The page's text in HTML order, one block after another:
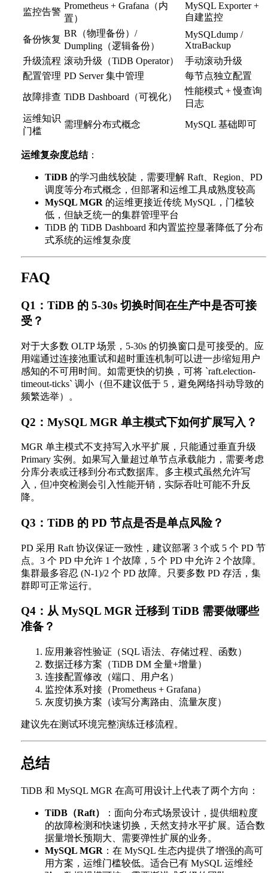
监控告警
Prometheus + Grafana（内
置）
MySQL Exporter +
自建监控
备份恢复
BR（物理备份）/
Dumpling（逻辑备份）
MySQLdump /
XtraBackup
升级流程 滚动升级（TiDB Operator）
手动滚动升级
配置管理 PD Server 集中管理 每节点独立配置
故障排查 TiDB Dashboard（可视化）
性能模式 + 慢查询
日志
运维知识
门槛
需理解分布式概念 MySQL 基础即可
运维复杂度总结：
TiDB 的学习曲线较陡，需要理解 Raft、Region、PD
调度等分布式概念，但部署和运维工具成熟度较高
MySQL MGR 的运维更接近传统 MySQL，门槛较
低，但缺乏统一的集群管理平台
TiDB 的 TiDB Dashboard 和内置监控显著降低了分布
式系统的运维复杂度
FAQ
Q1：TiDB 的 5-30s 切换时间在生产中是否可接
受？
对于大多数 OLTP 场景，5-30s 的切换窗口是可接受的。应
用端通过连接池重试和超时重连机制可以进一步缩短用户
感知的不可用时间。如需更快的切换，可将 `raft.election-
timeout-ticks` 调小（但不建议低于 5，避免网络抖动导致的
频繁选举）。
Q2：MySQL MGR 单主模式下如何扩展写入？
MGR 单主模式不支持写入水平扩展，只能通过垂直升级
Primary 实例。如果写入量超过单节点承载能力，需要考虑
分库分表或迁移到分布式数据库。多主模式虽然允许写
入，但冲突检测会引入性能开销，实际吞吐可能不升反
降。
Q3：TiDB 的 PD 节点是否是单点风险？
PD 采用 Raft 协议保证一致性，建议部署 3 个或 5 个 PD 节
点。3 个 PD 中允许 1 个故障，5 个 PD 中允许 2 个故障。
集群最多容忍 (N-1)/2 个 PD 故障。只要多数 PD 存活，集
群即可正常运行。
Q4：从 MySQL MGR 迁移到 TiDB 需要做哪些
准备？
应用兼容性验证（SQL 语法、存储过程、函数）
数据迁移方案（TiDB DM 全量+增量）
连接配置修改（端口、用户名）
监控体系对接（Prometheus + Grafana）
灰度切换方案（读写分离路由、流量灰度）
建议先在测试环境完整演练迁移流程。
总结
TiDB 和 MySQL MGR 在高可用设计上代表了两个方向：
TiDB（Raft）
：面向分布式场景设计，提供细粒度
的故障检测和快速切换，天然支持水平扩展。适合数
据量增长预期大、需要弹性扩展的业务。
MySQL MGR ：在 MySQL 生态内提供了增强的高可
用方案，运维门槛较低。适合已有 MySQL 运维经